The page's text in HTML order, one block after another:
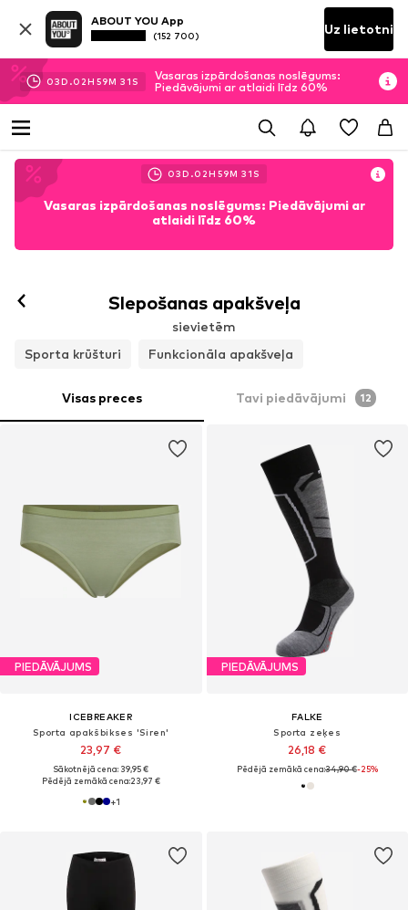
ABOUT YOU App
(152 700) Uz lietotni
03D.02H 59M 30S
Vasaras izpārdošanas noslēgums:
Piedāvājumi ar atlaidi līdz 60%
03D.02H 59M 30S
Vasaras izpārdošanas noslēgums: Piedāvājumi ar
atlaidi līdz 60%
Slepošanas apakšveļa
sievietēm
Sporta krūšturi
Funkcionāla apakšveļa
Visas preces Tavi piedāvājumi 12
PIEDĀVĀJUMS
ICEBREAKER
Sporta apakšbikses 'Siren'
23,97 €
Sākotnējā cena: 39,95 €
Pēdējā zemākā cena:23,97 €
+1
PIEDĀVĀJUMS
FALKE
Sporta zeķes
26,18 €
Pēdējā zemākā cena:34,90 €-25%